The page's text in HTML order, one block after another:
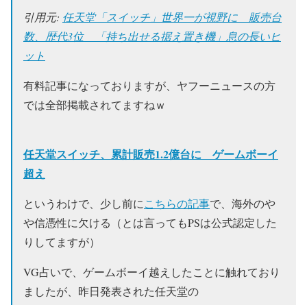
引用元: 任天堂「スイッチ」世界一が視野に 販売台
数、歴代3位 「持ち出せる据え置き機」息の長いヒ
ット
有料記事になっておりますが、ヤフーニュースの方
では全部掲載されてますねｗ
任天堂スイッチ、累計販売1.2億台に ゲームボーイ
超え
というわけで、少し前にこちらの記事で、海外のや
や信憑性に欠ける（とは言ってもPSは公式認定した
りしてますが）
VG占いで、ゲームボーイ越えしたことに触れており
ましたが、昨日発表された任天堂の